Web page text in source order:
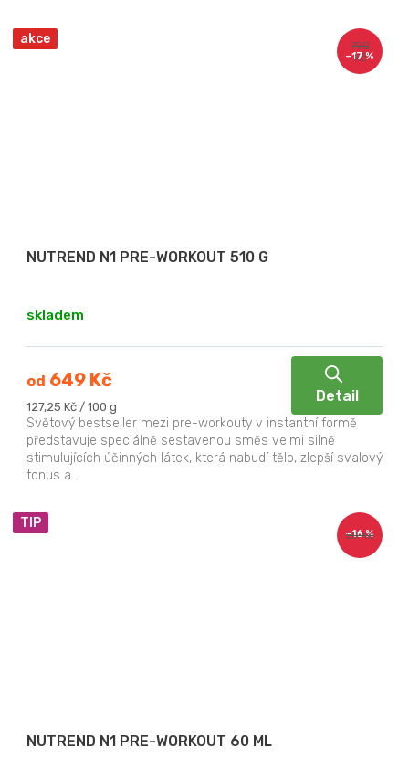
akce
790
Kč
–17 %
NUTREND N1 PRE-WORKOUT 510 G
skladem
od 649 Kč
Měrná
cena:
127,25 Kč / 100 g
Detail
Světový bestseller mezi pre-workouty v instantní formě
představuje speciálně sestavenou směs velmi silně
stimulujících účinných látek, která nabudí tělo, zlepší svalový
tonus a...
TIP
50 Kč
–16 %
NUTREND N1 PRE-WORKOUT 60 ML